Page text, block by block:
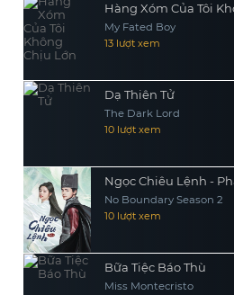
Hàng Xóm Của Tôi
My Fated Boy
13 lượt xem
Dạ Thiên Tử
The Dark Lord
10 lượt xem
Ngọc Chiêu Lệnh -
No Boundary Season 2
10 lượt xem
Bữa Tiệc Báo Thù
Miss Montecristo